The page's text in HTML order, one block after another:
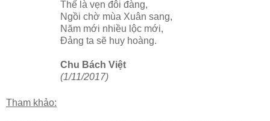
Thế là vẹn đôi đàng,
Ngồi chờ mùa Xuân sang,
Năm mới nhiều lộc mới,
Đảng ta sẽ huy hoàng.
Chu Bách Việt
(1/11/2017)
Tham khảo: